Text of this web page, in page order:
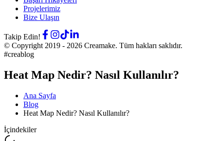
Projelerimiz
Bize Ulaşın
Takip Edin!
© Copyright 2019 - 2026 Creamake. Tüm hakları saklıdır.
#creablog
Heat Map Nedir? Nasıl Kullanılır?
Ana Sayfa
Blog
Heat Map Nedir? Nasıl Kullanılır?
İçindekiler